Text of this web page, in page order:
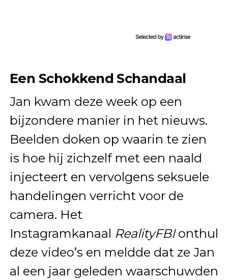
Een Schokkend Schandaal
Jan kwam deze week op een
bijzondere manier in het nieuws.
Beelden doken op waarin te zien
is hoe hij zichzelf met een naald
injecteert en vervolgens seksuele
handelingen verricht voor de
camera. Het
Instagramkanaal RealityFBI
deze video’s en meldde dat ze Jan
al een jaar geleden waarschuwden